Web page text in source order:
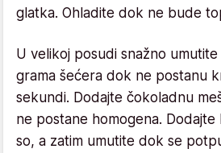
glatka. Ohladite dok ne bude
U velikoj posudi snažno umutite
grama šećera dok ne postanu
sekundi. Dodajte čokoladnu
ne postane homogena.
so, a zatim umutite dok se